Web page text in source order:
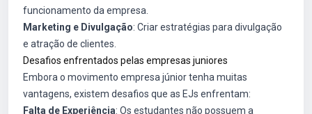
funcionamento da empresa.
Marketing e Divulgação: Criar estratégias para divulgação
e atração de clientes.
Desafios enfrentados pelas empresas juniores
Embora o movimento empresa júnior tenha muitas
vantagens, existem desafios que as EJs enfrentam:
Falta de Experiência: Os estudantes não possuem a